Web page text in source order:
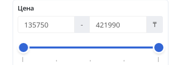
Цена
- ₸